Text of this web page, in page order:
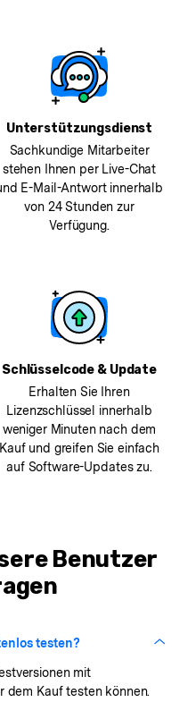
Unterstützungsdienst
Sachkundige Mitarbeiter
stehen Ihnen per Live-Chat
E-Mail-Antwort innerhalb
von 24 Stunden zur
Verfügung.
Schlüsselcode & Update
Erhalten Sie Ihren
Lizenzschlüssel innerhalb
weniger Minuten nach dem
Kauf und greifen Sie einfach
auf Software-Updates zu.
Benutzer
testen?
mit
dem Kauf testen können.